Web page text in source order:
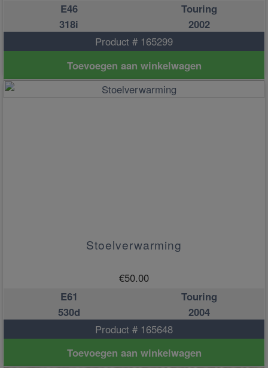
E46
Touring
318i
2002
Product # 165299
Toevoegen aan winkelwagen
Stoelverwarming
€50.00
E61
Touring
530d
2004
Product # 165648
Toevoegen aan winkelwagen